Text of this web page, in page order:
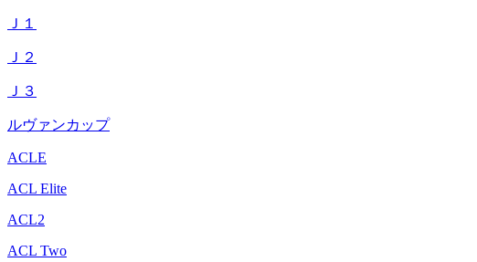
Ｊ１
Ｊ２
Ｊ３
ルヴァンカップ
ACLE
ACL Elite
ACL2
ACL Two